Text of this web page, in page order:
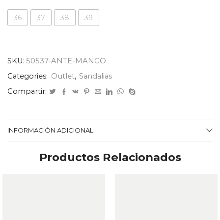
36 37 38 39
SKU: 50537-ANTE-MANGO
Categories: Outlet, Sandalias
Compartir:
INFORMACIÓN ADICIONAL
Productos Relacionados